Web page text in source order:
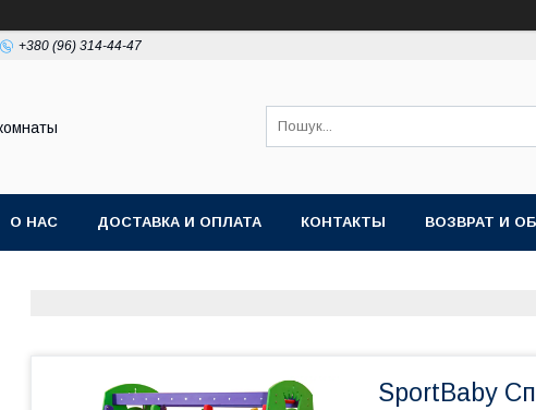
+380 (96) 314-44-47
О НАС ДОСТАВКА И ОПЛАТА КОНТАКТЫ ВОЗВРАТ И
SportBaby